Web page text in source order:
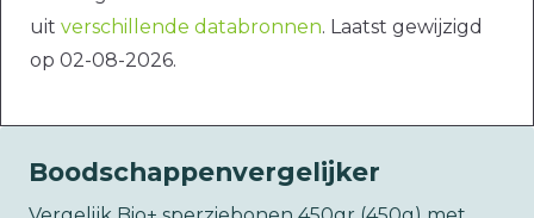
uit verschillende databronnen. Laatst gewijzigd
op 02-08-2026.
Boodschappenvergelijker